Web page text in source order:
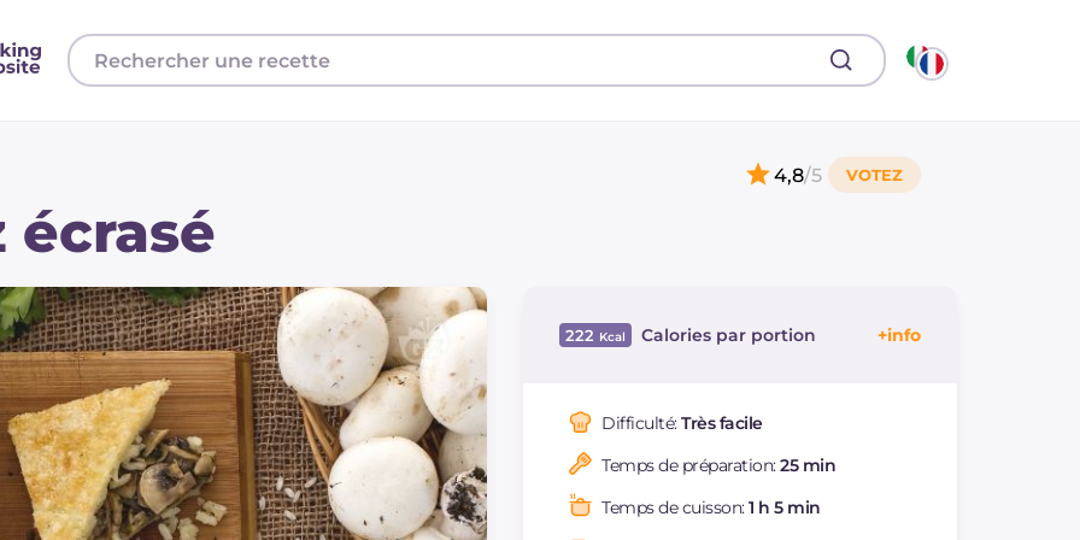
écrasé
4,8/5
222 Calories par portion
Dont sucres
Protéine g
Graisses
Difficulté:Très facile
Temps de préparation:25 min
Temps de cuisson:1 h 5 min